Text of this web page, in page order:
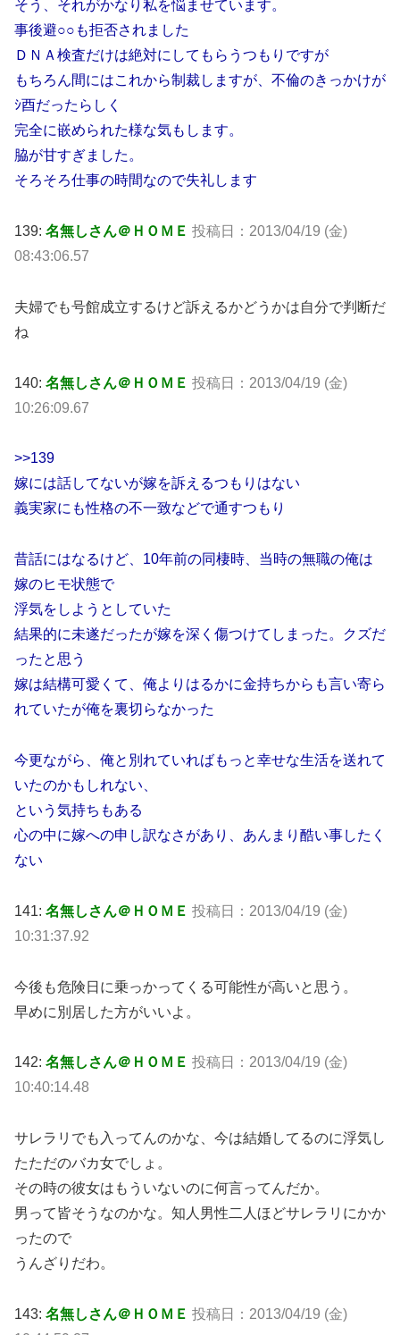
そう、それがかなり私を悩ませています。
事後避○○も拒否されました
ＤＮＡ検査だけは絶対にしてもらうつもりですが
もちろん間にはこれから制裁しますが、不倫のきっかけが
ｼ酉だったらしく
完全に嵌められた様な気もします。
脇が甘すぎました。
そろそろ仕事の時間なので失礼します
139: 名無しさん＠ＨＯＭＥ 投稿日：2013/04/19 (金)
08:43:06.57
夫婦でも号館成立するけど訴えるかどうかは自分で判断だ
ね
140: 名無しさん＠ＨＯＭＥ 投稿日：2013/04/19 (金)
10:26:09.67
>>139
嫁には話してないが嫁を訴えるつもりはない
義実家にも性格の不一致などで通すつもり
昔話にはなるけど、10年前の同棲時、当時の無職の俺は
嫁のヒモ状態で
浮気をしようとしていた
結果的に未遂だったが嫁を深く傷つけてしまった。クズだ
ったと思う
嫁は結構可愛くて、俺よりはるかに金持ちからも言い寄ら
れていたが俺を裏切らなかった
今更ながら、俺と別れていればもっと幸せな生活を送れて
いたのかもしれない、
という気持ちもある
心の中に嫁への申し訳なさがあり、あんまり酷い事したく
ない
141: 名無しさん＠ＨＯＭＥ 投稿日：2013/04/19 (金)
10:31:37.92
今後も危険日に乗っかってくる可能性が高いと思う。
早めに別居した方がいいよ。
142: 名無しさん＠ＨＯＭＥ 投稿日：2013/04/19 (金)
10:40:14.48
サレラリでも入ってんのかな、今は結婚してるのに浮気し
たただのバカ女でしょ。
その時の彼女はもういないのに何言ってんだか。
男って皆そうなのかな。知人男性二人ほどサレラリにかか
ったので
うんざりだわ。
143: 名無しさん＠ＨＯＭＥ 投稿日：2013/04/19 (金)